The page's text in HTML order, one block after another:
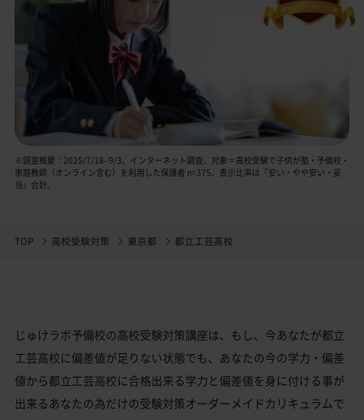
※調査概要：2025/7/18–9/3、インターネット調査、対象＝高校受験で子供が塾・予備校・
家庭教師（オンライン含む）を利用した保護者 n=375。表示比率は「安い・やや安い・妥
当」合計。
TOP 高校受験対策 東京都 都立工芸高校
じゅけラボ予備校の高校受験対策講座は、もし、今あなたが都立
工芸高校に偏差値が足りない状態でも、あなたの今の学力・偏差
値から都立工芸高校に合格出来る学力と偏差値を身に付ける事が
出来るあなたの為だけの受験対策オーダーメイドカリキュラムで